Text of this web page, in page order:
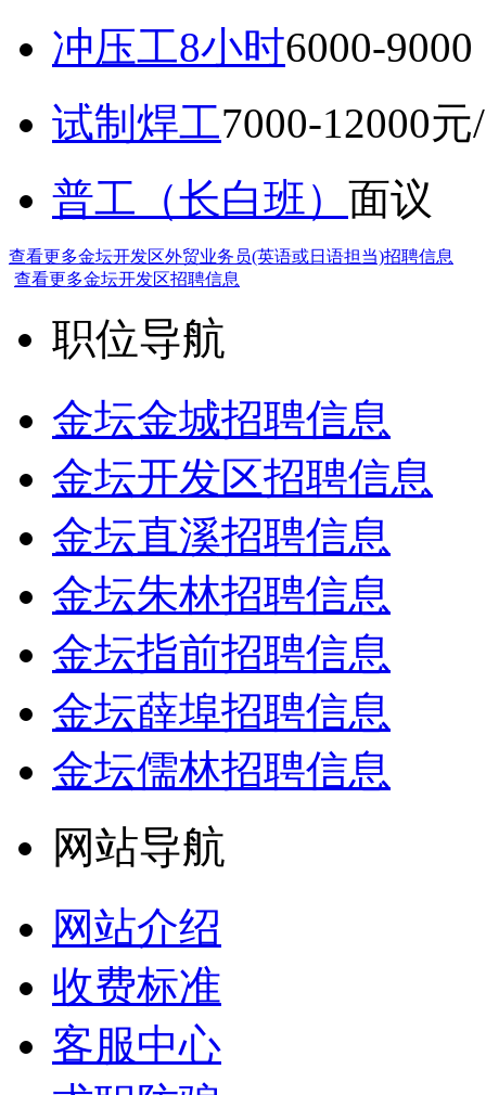
冲压工8小时6000-
试制焊工7000-12000元
普工（长白班） 面议
查看更多金坛开发区外贸业务员(英语或日语担当)招聘信息
查看更多金坛开发区招聘信息
职位导航
金坛金城招聘信息
金坛开发区招聘信息
金坛直溪招聘信息
金坛朱林招聘信息
金坛指前招聘信息
金坛薛埠招聘信息
金坛儒林招聘信息
网站导航
网站介绍
收费标准
客服中心